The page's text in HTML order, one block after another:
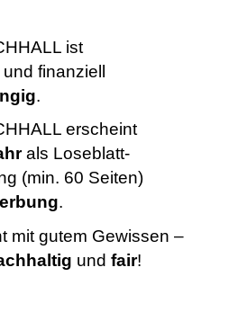
ist
finanziell
.
erscheint
als Loseblatt-
(min. 60 Seiten)
.
mit gutem Gewissen –
und fair!